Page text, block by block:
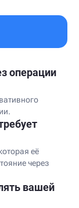
операции
её
через
вашей